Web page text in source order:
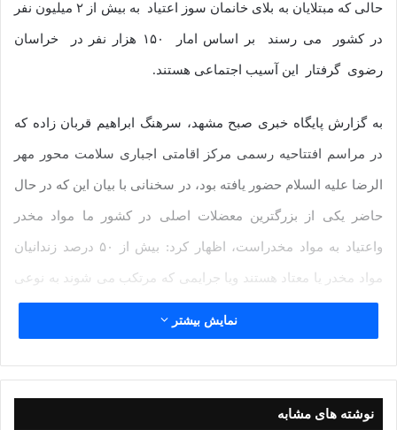
حالی که مبتلایان به بلای خانمان سوز اعتیاد به بیش از ۲ میلیون نفر
در کشور می رسند بر اساس امار ۱۵۰ هزار نفر در خراسان
رضوی گرفتار این آسیب اجتماعی هستند.
به گزارش پایگاه خبری صبح مشهد، سرهنگ ابراهیم قربان زاده که
در مراسم افتتاحیه رسمی مرکز اقامتی اجباری سلامت محور مهر
الرضا علیه السلام حضور یافته بود، در سخنانی با بیان این که در حال
حاضر یکی از بزرگترین معضلات اصلی در کشور ما مواد مخدر
واعتیاد به مواد مخدراست، اظهار کرد: بیش از ۵۰ درصد زندانیان
مواد مخدر یا معتاد هستند ویا جرایمی که مرتکب می شوند به نوعی
مرتبط با مواد مخدر است.
وی با بیان اینکه مبارزه با مواد مخدر تنها به عهده پلیس نیست،
افزود: ما در همسایگی کشوری هستیم که بیشترین تولید کننده مواد
مخدر در دنیا است و بیش از ۹۰ در صد مواد مخدر دنیا و بیش از ۷۰
نمایش بیشتر
نوشته های مشابه